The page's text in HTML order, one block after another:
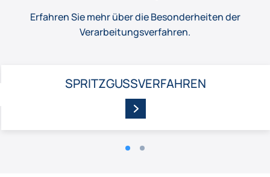
Erfahren Sie mehr über die Besonderheiten der
Verarbeitungsverfahren.
SPRITZGUSSVERFAHREN